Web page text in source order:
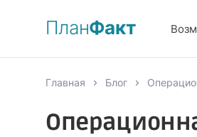
ПланФакт
Главная Блог